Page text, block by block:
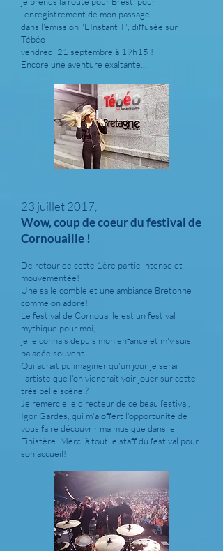
l'enregistrement de mon passage
dans l'émission "L'Instant T", diffusée sur
Tébéo
vendredi 21 septembre à 19h15 !
Encore une aventure exaltante....
23 juillet 2017,
Wow, coup de coeur du festival de
Cornouaille !
De retour de cette 1ère partie intense et
mouvementée!
Une salle comble et une ambiance Bretonne
comme on adore!
Le festival de Cornouaille est un festival
mythique pour moi,
je le connais depuis mon enfance et m'y suis
baladée souvent.
Qui aurait pu imaginer qu'un jour je serai
l'artiste que l'on viendrait voir jouer sur cette
très belle scène ?
Je remercie le directeur de ce beau festival,
Igor Gardes, qui m'a offert l'opportunité de
vous faire découvrir ma musique dans le
Finistère. Merci à tout le staff du festival pour
son accueil!